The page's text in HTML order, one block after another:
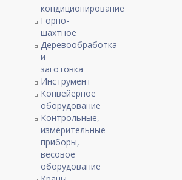
кондиционирование
Горно-
шахтное
Деревообработка
и
заготовка
Инструмент
Конвейерное
оборудование
Контрольные,
измерительные
приборы,
весовое
оборудование